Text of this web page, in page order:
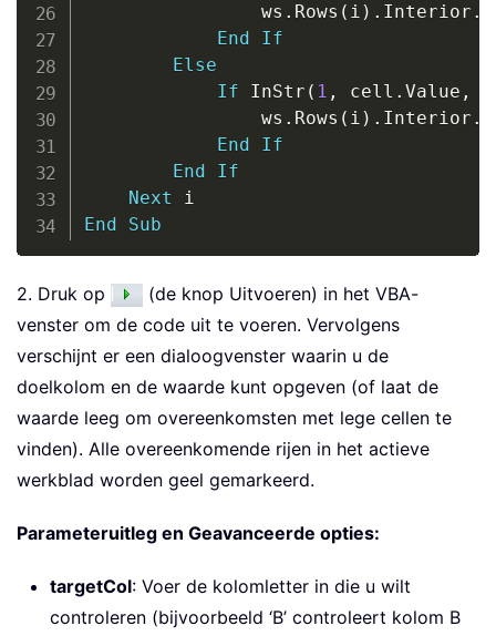
                ws
. Rows ( i ) . Interior .
End
If
Else
If InStr ( 1 , cell . Value ,
                ws
. Rows ( i ) . Interior .
End
If
End
If
Next
End
Sub
2. Druk op
(de knop Uitvoeren) in het VBA-
venster om de code uit te voeren. Vervolgens
verschijnt er een dialoogvenster waarin u de
doelkolom en de waarde kunt opgeven (of laat de
waarde leeg om overeenkomsten met lege cellen te
vinden). Alle overeenkomende rijen in het actieve
werkblad worden geel gemarkeerd.
Parameteruitleg en Geavanceerde opties:
targetCol: Voer de kolomletter in die u wilt
controleren (bijvoorbeeld ‘B’ controleert kolom B